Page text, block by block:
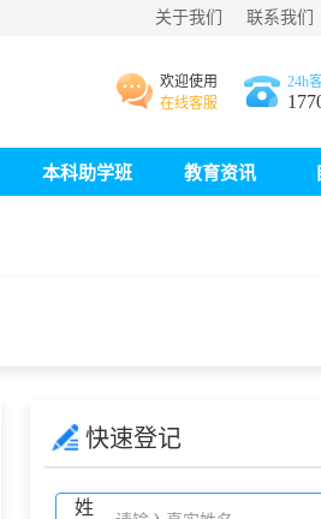
关于我们 联系我们
欢迎使用
在线客服
24h
本科助学班 教育资讯
快速登记
姓